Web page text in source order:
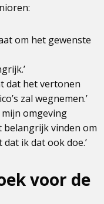
om het gewenste
dat het vertonen
zal wegnemen.’
mijn omgeving
vinden om
ik dat ook doe.’
voor de